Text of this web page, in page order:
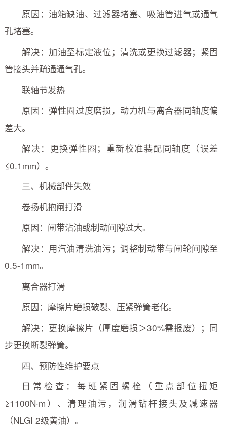
原因：油箱缺油、过滤器堵塞、吸油管进气或通气
孔堵塞。
解决：加油至标定液位；清洗或更换过滤器；紧固
管接头并疏通通气孔。
联轴节发热
原因：弹性圈过度磨损，动力机与离合器同轴度偏
差大。
解决：更换弹性圈；重新校准装配同轴度（误差
≤0.1mm）。
三、机械部件失效
卷扬机抱闸打滑
原因：闸带沾油或制动间隙过大。
解决：用汽油清洗油污；调整制动带与闸轮间隙至
0.5-1mm。
离合器打滑
原因：摩擦片磨损破裂、压紧弹簧老化。
解决：更换摩擦片（厚度磨损＞30%需报废）；同
步更换断裂弹簧。
四、预防性维护要点
日常检查：每班紧固螺栓（重点部位扭矩
≥1100N·m）、清理油污，润滑钻杆接头及减速器
（NLGI 2级黄油）。